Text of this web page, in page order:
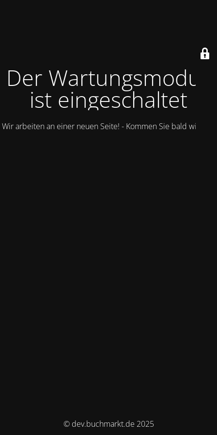
Der Wartungsmodus
ist eingeschaltet
Wir arbeiten an einer neuen Seite! - Kommen Sie bald wieder.
© dev.buchmarkt.de 2025